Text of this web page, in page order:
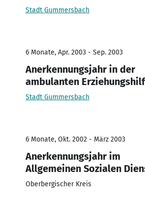
Stadt Gummersbach
6 Monate, Apr. 2003 - Sep. 2003
Anerkennungsjahr in der
ambulanten
Stadt Gummersbach
6 Monate, Okt. 2002 - März 2003
Anerkennungsjahr im
Allgemeinen Sozialen
Oberbergischer Kreis